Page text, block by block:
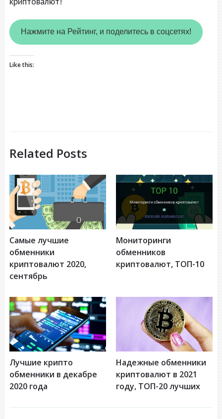
Нажмите на Рейтинг, и поделитесь в соцсетях!
Like this:
Related Posts
Самые лучшие
обменники
криптовалют 2020,
сентябрь
Мониторинги
обменников
криптовалют, ТОП-10
Лучшие крипто
обменники в декабре
2020 года
Надежные обменники
криптовалют в 2021
году, ТОП-20 лучших